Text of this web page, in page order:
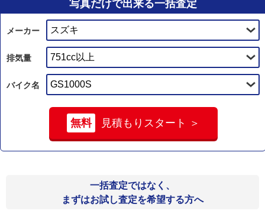
写真だけで出来る一括査定
メーカー
排気量
バイク名
無料 見積もりスタート ＞
一括査定ではなく、
まずはお試し査定を希望する方へ